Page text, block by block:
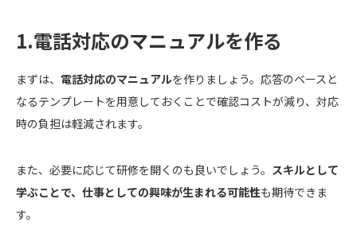
1.電話対応のマニュアルを作る
まずは、 電話対応のマニュアルを作りましょう。応答のベースと
なるテンプレートを用意しておくことで確認コストが減り、対応
時の負担は軽減されます。
また、必要に応じて研修を開くのも良いでしょう。 スキルとして
学ぶことで、仕事としての興味が生まれる可能性も期待できま
す。